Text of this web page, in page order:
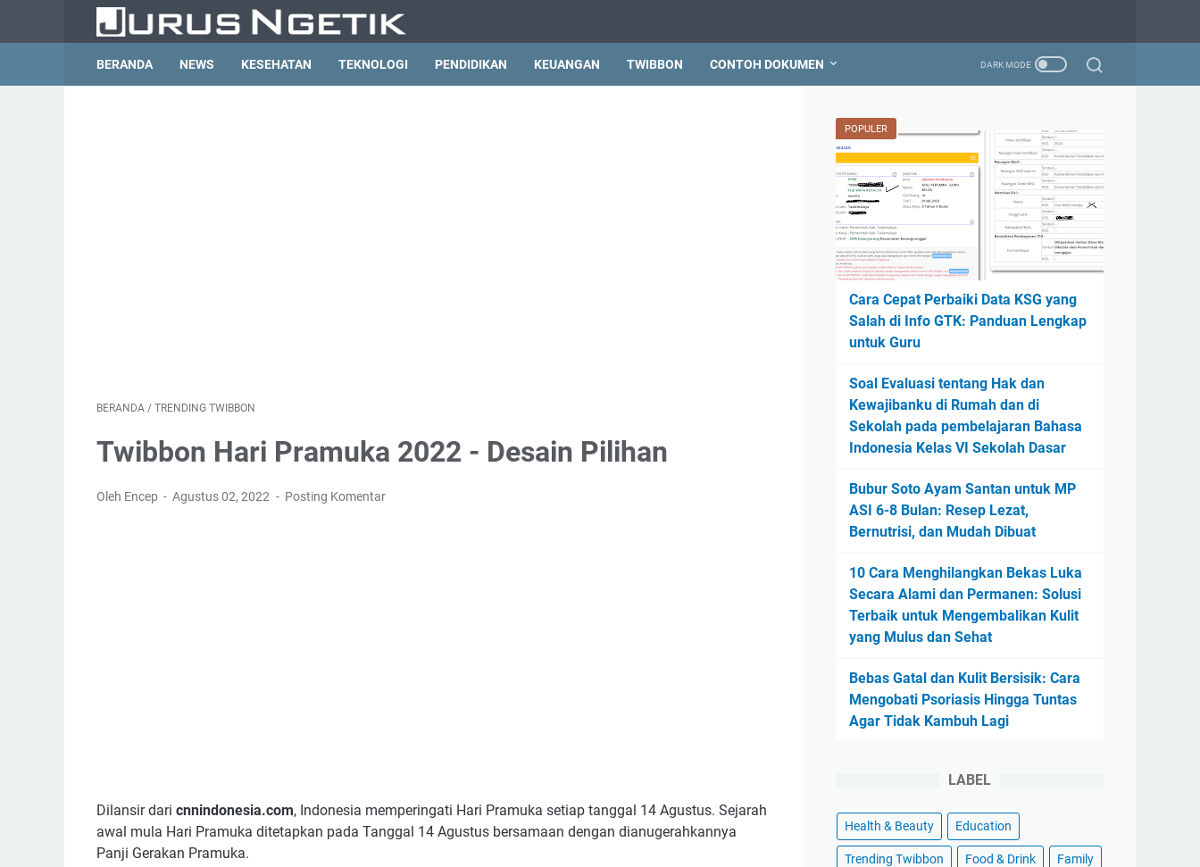
BERANDA NEWS KESEHATAN TEKNOLOGI PENDIDIKAN KEUANGAN TWIBBON CONTOH DOKUMEN
BERANDA / TRENDING TWIBBON
Twibbon Hari Pramuka 2022 - Desain Pilihan
Oleh Encep Agustus 02, 2022 Posting Komentar
Dilansir dari cnnindonesia.com, Indonesia memperingati Hari Pramuka setiap tanggal 14 Agustus. Sejarah
awal mula Hari Pramuka ditetapkan pada Tanggal 14 Agustus bersamaan dengan dianugerahkannya
Panji Gerakan Pramuka.
POPULER
Cara Cepat Perbaiki Data KSG yang
Salah di Info GTK: Panduan Lengkap
untuk Guru
Soal Evaluasi tentang Hak dan
Kewajibanku di Rumah dan di
Sekolah pada pembelajaran Bahasa
Indonesia Kelas VI Sekolah Dasar
Bubur Soto Ayam Santan untuk MP
ASI 6-8 Bulan: Resep Lezat,
Bernutrisi, dan Mudah Dibuat
10 Cara Menghilangkan Bekas Luka
Secara Alami dan Permanen: Solusi
Terbaik untuk Mengembalikan Kulit
yang Mulus dan Sehat
Bebas Gatal dan Kulit Bersisik: Cara
Mengobati Psoriasis Hingga Tuntas
Agar Tidak Kambuh Lagi
LABEL
Health & Beauty Education
Trending Twibbon Food & Drink Family